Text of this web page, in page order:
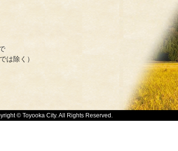
は除く）
© Toyooka City. All Rights Reserved.